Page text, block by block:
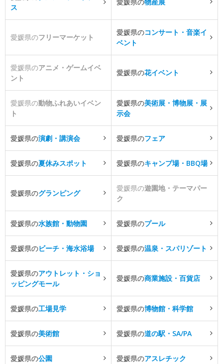
ス
愛媛県のフリーマーケット
愛媛県のコンサート・音楽イ
ベント
愛媛県のアニメ・ゲームイベ
ント
愛媛県の花イベント
愛媛県の動物ふれあいイベン
ト
愛媛県の美術展・博物展・展
示会
愛媛県の演劇・講演会 愛媛県のフェア
愛媛県の夏休みスポット 愛媛県のキャンプ場・BBQ場
愛媛県のグランピング
愛媛県の遊園地・テーマパー
ク
愛媛県の水族館・動物園 愛媛県のプール
愛媛県のビーチ・海水浴場 愛媛県の温泉・スパリゾート
愛媛県のアウトレット・ショ
ッピングモール
愛媛県の商業施設・百貨店
愛媛県の工場見学 愛媛県の博物館・科学館
愛媛県の美術館 愛媛県の道の駅・SA/PA
愛媛県の公園 愛媛県のアスレチック